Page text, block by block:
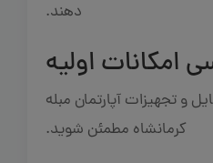
دهند.
امکانات اولیه
و تجهیزات آپارتمان مبله
کرمانشاه مطمئن شوید.